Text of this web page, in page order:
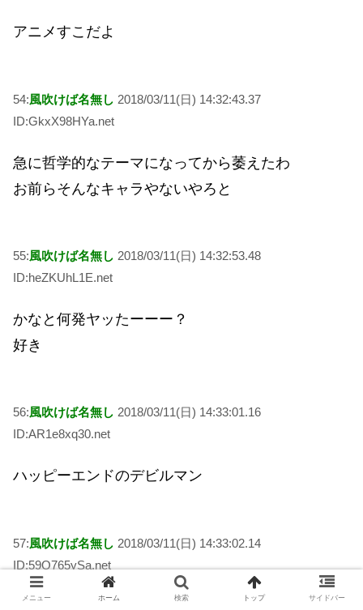
アニメすこだよ
54:風吹けば名無し 2018/03/11(日) 14:32:43.37
ID:GkxX98HYa.net
急に哲学的なテーマになってから萎えたわ
お前らそんなキャラやないやろと
55:風吹けば名無し 2018/03/11(日) 14:32:53.48
ID:heZKUhL1E.net
かなと何発ヤッたーーー？
好き
56:風吹けば名無し 2018/03/11(日) 14:33:01.16
ID:AR1e8xq30.net
ハッピーエンドのデビルマン
57:風吹けば名無し 2018/03/11(日) 14:33:02.14
ID:59O765ySa.net
探偵倉持が死ぬところがシュワちゃんの映画と被る
メニュー ホーム 検索 トップ サイドバー